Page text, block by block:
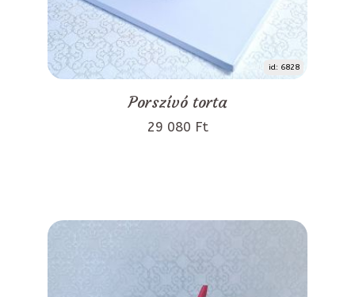
id: 6828
Porszívó torta
29 080 Ft